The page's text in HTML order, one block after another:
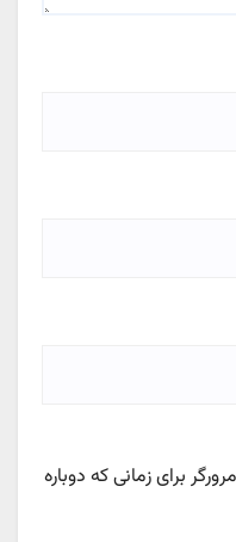
برای زمانی که دوباره